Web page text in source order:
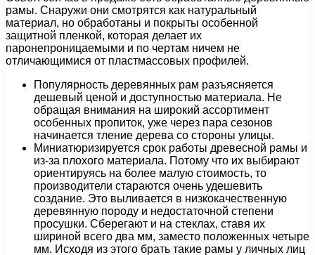
рамы. Снаружи они смотрятся как натуральный
материал, но обработаны и покрыты особенной
защитной пленкой, которая делает их
паронепроницаемыми и по чертам ничем не
отличающимися от пластмассовых профилей.
Популярность деревянных рам разъясняется
дешевый ценой и доступностью материала. Не
обращая внимания на широкий ассортимент
особенных пропиток, уже через пара сезонов
начинается тление дерева со стороны улицы.
Миниатюризируется срок работы древесной рамы и
из-за плохого материала. Потому что их выбирают
ориентируясь на более малую стоимость, то
производители стараются очень удешевить
создание. Это выливается в низкокачественную
деревянную породу и недостаточной степени
просушки. Сберегают и на стеклах, ставя их
шириной всего два мм, заместо положенных четыре
мм. Исходя из этого брать такие рамы у личных лиц